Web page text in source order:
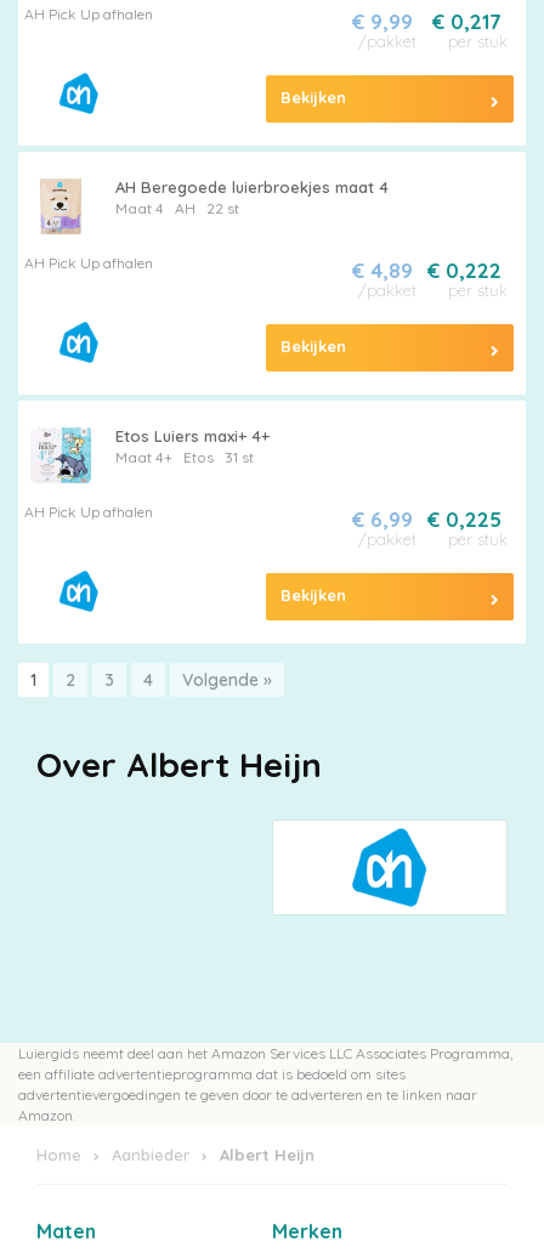
AH Pick Up afhalen € 0,217
per stuk
€ 9,99
/pakket
Bekijken
AH Beregoede luierbroekjes maat 4
Maat 4 AH 22 st
AH Pick Up afhalen € 0,222
per stuk
€ 4,89
/pakket
Bekijken
Etos Luiers maxi+ 4+
Maat 4+ Etos 31 st
AH Pick Up afhalen € 0,225
per stuk
€ 6,99
/pakket
Bekijken
1 2 3 4 Volgende »
Over Albert Heijn
Luiergids neemt deel aan het Amazon Services LLC Associates Programma,
een affiliate advertentieprogramma dat is bedoeld om sites
advertentievergoedingen te geven door te adverteren en te linken naar
Amazon.
Home Aanbieder Albert Heijn
Maten Merken